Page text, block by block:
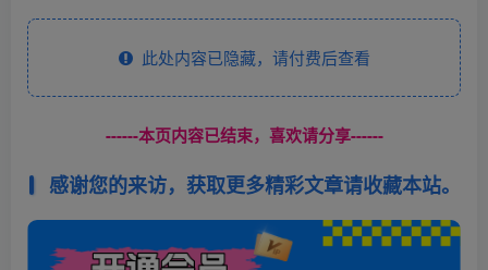
此处内容已隐藏，请付费后查看
------本页内容已结束，喜欢请分享------
感谢您的来访，获取更多精彩文章请收藏本站。